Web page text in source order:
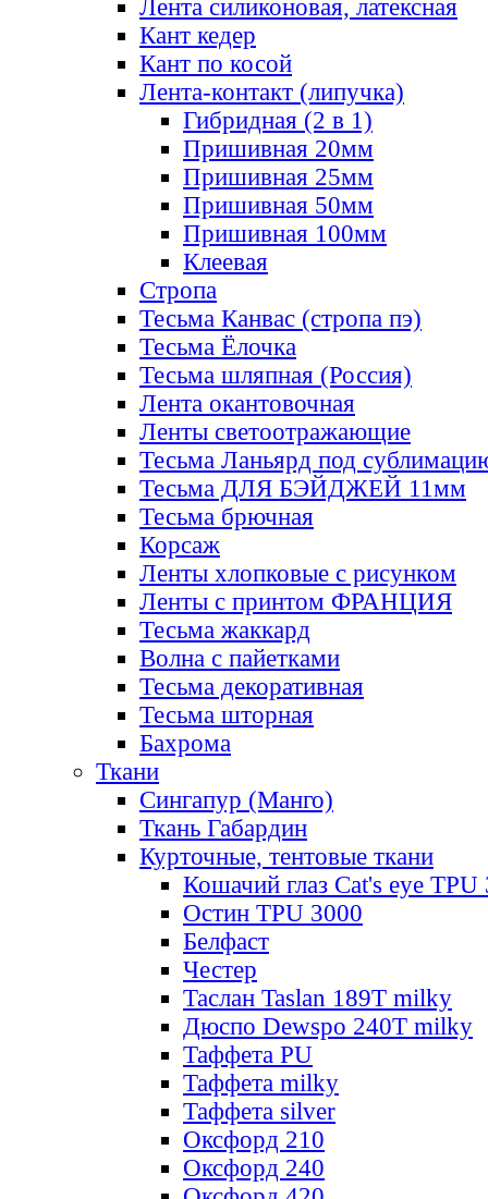
Лента силиконовая, латексная
Кант кедер
Кант по косой
Лента-контакт (липучка)
Гибридная (2 в 1)
Пришивная 20мм
Пришивная 25мм
Пришивная 50мм
Пришивная 100мм
Клеевая
Стропа
Тесьма Канвас (стропа пэ)
Тесьма Ёлочка
Тесьма шляпная (Россия)
Лента окантовочная
Ленты светоотражающие
Тесьма Ланьярд под
Тесьма ДЛЯ БЭЙДЖЕЙ 11мм
Тесьма брючная
Корсаж
Ленты хлопковые с рисунком
Ленты с принтом ФРАНЦИЯ
Тесьма жаккард
Волна с пайетками
Тесьма декоративная
Тесьма шторная
Бахрома
Ткани
Сингапур (Манго)
Ткань Габардин
Курточные, тентовые ткани
Кошачий глаз Cat's eye TPU
Остин TPU 3000
Белфаст
Честер
Таслан Taslan 189T milky
Дюспо Dewspo 240T milky
Таффета PU
Таффета milky
Таффета silver
Оксфорд 210
Оксфорд 240